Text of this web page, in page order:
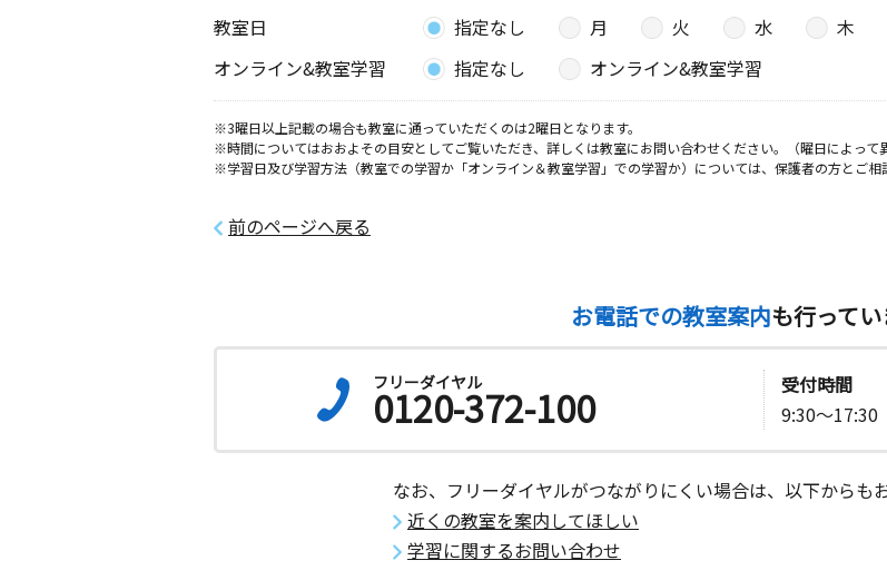
木 金 土 日
3歳～中学生
神奈川県平塚市立野町２８‐２５
八重咲町教室
月 火 水 木 金 土
日
明石町教室
火 木 金 土
日
神奈川県平塚市明石町５－４
袖ヶ浜教室
水 木 金 土
日
2歳～高校生
教室日
指定なし 月 火 水 木
オンライン&教室学習
指定なし オンライン&教室学習
※3曜日以上記載の場合も教室に通っていただくのは2曜日となります。
※時間についてはおおよその目安としてご覧いただき、詳しくは教室にお問い合わせください。（曜日によって
※学習日及び学習方法（教室での学習か「オンライン＆教室学習」での学習か）については、保護者の方とご相
前のページへ戻る
お電話での教室案内も行って
フリーダイヤル
0120-372-100
受付時間
9:30～17:30
なお、フリーダイヤルがつながりにくい場合は、以下からも
近くの教室を案内してほしい
学習に関するお問い合わせ